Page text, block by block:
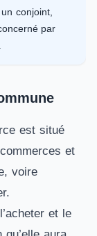
conjoint,
par
est situé
et
voire
et le